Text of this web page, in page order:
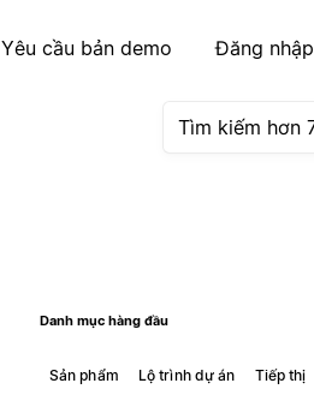
Yêu cầu bản demo Đăng nhập
Danh mục hàng đầu
Sản phẩm Lộ trình dự án Tiếp thị